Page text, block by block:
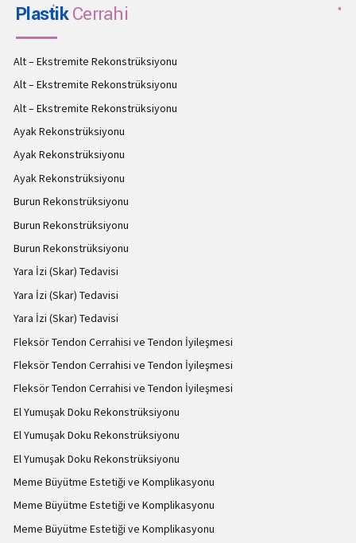
PlastikCerrahi
Alt – Ekstremite Rekonstrüksiyonu
Alt – Ekstremite Rekonstrüksiyonu
Alt – Ekstremite Rekonstrüksiyonu
Ayak Rekonstrüksiyonu
Ayak Rekonstrüksiyonu
Ayak Rekonstrüksiyonu
Burun Rekonstrüksiyonu
Burun Rekonstrüksiyonu
Burun Rekonstrüksiyonu
Yara İzi (Skar) Tedavisi
Yara İzi (Skar) Tedavisi
Yara İzi (Skar) Tedavisi
Fleksör Tendon Cerrahisi ve Tendon İyileşmesi
Fleksör Tendon Cerrahisi ve Tendon İyileşmesi
Fleksör Tendon Cerrahisi ve Tendon İyileşmesi
El Yumuşak Doku Rekonstrüksiyonu
El Yumuşak Doku Rekonstrüksiyonu
El Yumuşak Doku Rekonstrüksiyonu
Meme Büyütme Estetiği ve Komplikasyonu
Meme Büyütme Estetiği ve Komplikasyonu
Meme Büyütme Estetiği ve Komplikasyonu